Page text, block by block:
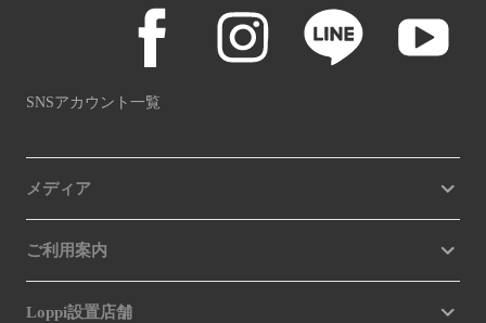
SNSアカウント一覧
メディア
ご利用案内
Loppi設置店舗